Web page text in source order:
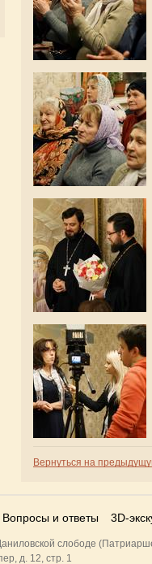
Вернуться на
Вопросы и ответы 3D-
слободе
д. 12, стр. 1